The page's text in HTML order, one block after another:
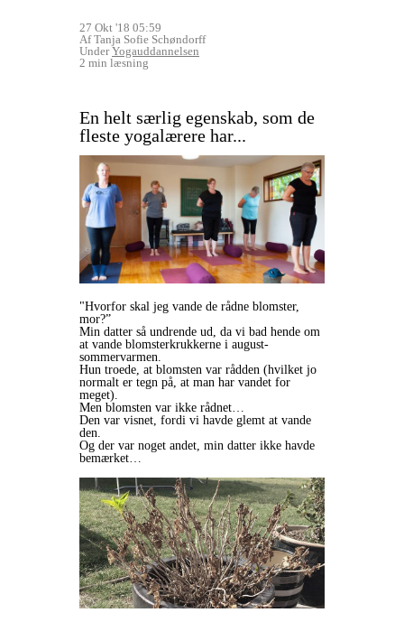
27 Okt '18 05:59
Af Tanja Sofie Schøndorff
UnderYogauddannelsen
2 min læsning
En helt særlig egenskab, som de
fleste yogalærere har...
"Hvorfor skal jeg vande de rådne blomster,
mor?”
Min datter så undrende ud, da vi bad hende om
at vande blomsterkrukkerne i august-
sommervarmen.
Hun troede, at blomsten var rådden (hvilket jo
normalt er tegn på, at man har vandet for
meget).
Men blomsten var ikke rådnet…
Den var visnet, fordi vi havde glemt at vande
den.
Og der var noget andet, min datter ikke havde
bemærket…